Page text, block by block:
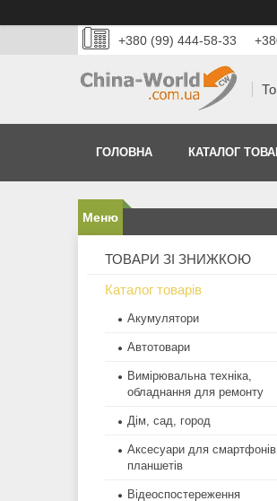
+380 (99) 444-58-33
ГОЛОВНА КАТАЛОГ
ТОВАРИ ЗІ ЗНИЖКОЮ
Каталог товарів
Акумулятори
Автотовари
Вимірювальна техніка,
обладнання для ремонту
Дім, сад, город
Аксесуари для
планшетів
Відеоспостереження